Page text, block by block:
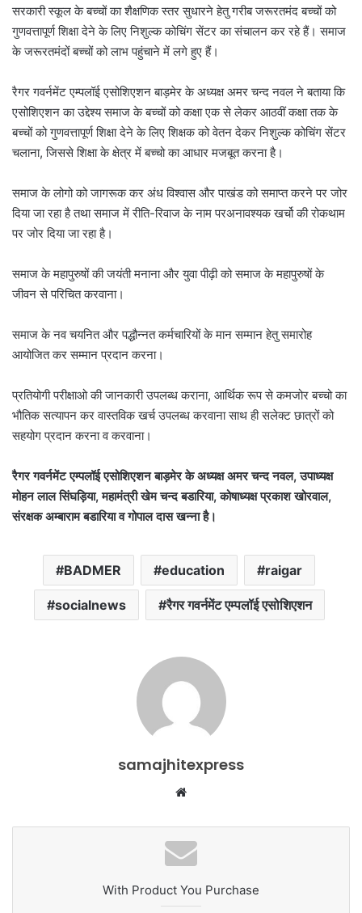
सरकारी स्कूल के बच्चों का शैक्षणिक स्तर सुधारने हेतु गरीब जरूरतमंद बच्चों को
गुणवत्तापूर्ण शिक्षा देने के लिए निशुल्क कोचिंग सेंटर का संचालन कर रहे हैं। समाज
के जरूरतमंदों बच्चों को लाभ पहुंचाने में लगे हुए हैं।
रैगर गवर्नमेंट एम्पलॉई एसोशिएशन बाड़मेर के अध्यक्ष अमर चन्द नवल ने बताया कि
एसोशिएशन का उद्देश्य समाज के बच्चों को कक्षा एक से लेकर आठवीं कक्षा तक के
बच्चों को गुणवत्तापूर्ण शिक्षा देने के लिए शिक्षक को वेतन देकर निशुल्क कोचिंग सेंटर
चलाना, जिससे शिक्षा के क्षेत्र में बच्चो का आधार मजबूत करना है।
समाज के लोगो को जागरूक कर अंध विश्वास और पाखंड को समाप्त करने पर जोर
दिया जा रहा है तथा समाज में रीति-रिवाज के नाम परअनावश्यक खर्चो की रोकथाम
पर जोर दिया जा रहा है।
समाज के महापुरुषों की जयंती मनाना और युवा पीढ़ी को समाज के महापुरुषों के
जीवन से परिचित करवाना।
समाज के नव चयनित और पद्धौन्नत कर्मचारियों के मान सम्मान हेतु समारोह
आयोजित कर सम्मान प्रदान करना।
प्रतियोगी परीक्षाओ की जानकारी उपलब्ध कराना, आर्थिक रूप से कमजोर बच्चो का
भौतिक सत्यापन कर वास्तविक खर्च उपलब्ध करवाना साथ ही सलेक्ट छात्रों को
सहयोग प्रदान करना व करवाना।
रैगर गवर्नमेंट एम्पलॉई एसोशिएशन बाड़मेर के अध्यक्ष अमर चन्द नवल, उपाध्यक्ष
मोहन लाल सिंघड़िया, महामंत्री खेम चन्द बडारिया, कोषाध्यक्ष प्रकाश खोरवाल,
संरक्षक अम्बाराम बडारिया व गोपाल दास खन्ना है।
BADMER education raigar
socialnews रैगर गवर्नमेंट एम्पलॉई एसोशिएशन
samajhitexpress
With Product You Purchase